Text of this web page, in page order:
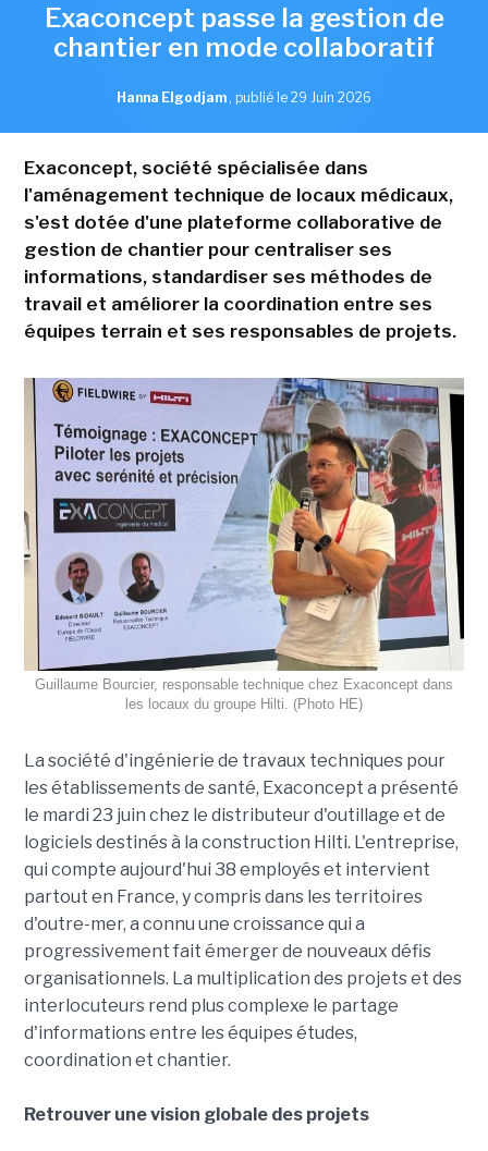
Exaconcept passe la gestion de
chantier en mode collaboratif
Hanna Elgodjam , publié le 29 Juin 2026
Exaconcept, société spécialisée dans
l'aménagement technique de locaux médicaux,
s'est dotée d'une plateforme collaborative de
gestion de chantier pour centraliser ses
informations, standardiser ses méthodes de
travail et améliorer la coordination entre ses
équipes terrain et ses responsables de projets.
Guillaume Bourcier, responsable technique chez Exaconcept dans
les locaux du groupe Hilti. (Photo HE)
La société d'ingénierie de travaux techniques pour
les établissements de santé, Exaconcept a présenté
le mardi 23 juin chez le distributeur d'outillage et de
logiciels destinés à la construction Hilti. L'entreprise,
qui compte aujourd'hui 38 employés et intervient
partout en France, y compris dans les territoires
d'outre-mer, a connu une croissance qui a
progressivement fait émerger de nouveaux défis
organisationnels. La multiplication des projets et des
interlocuteurs rend plus complexe le partage
d'informations entre les équipes études,
coordination et chantier.
Retrouver une vision globale des projets